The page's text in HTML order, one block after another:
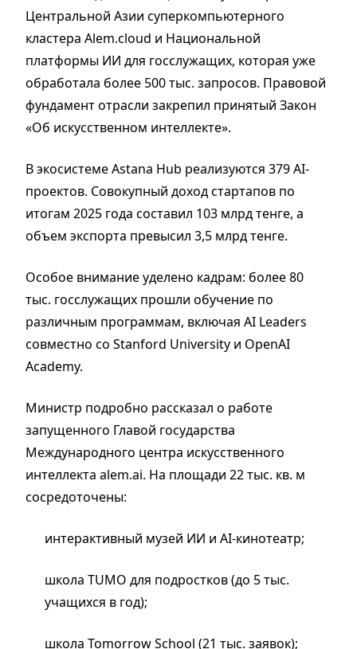
Центральной Азии суперкомпьютерного
кластера Alem.cloud и Национальной
платформы ИИ для госслужащих, которая уже
обработала более 500 тыс. запросов. Правовой
фундамент отрасли закрепил принятый Закон
«Об искусственном интеллекте».
В экосистеме Astana Hub реализуются 379 AI-
проектов. Совокупный доход стартапов по
итогам 2025 года составил 103 млрд тенге, а
объем экспорта превысил 3,5 млрд тенге.
Особое внимание уделено кадрам: более 80
тыс. госслужащих прошли обучение по
различным программам, включая AI Leaders
совместно со Stanford University и OpenAI
Academy.
Министр подробно рассказал о работе
запущенного Главой государства
Международного центра искусственного
интеллекта alem.ai. На площади 22 тыс. кв. м
сосредоточены:
интерактивный музей ИИ и AI-кинотеатр;
школа TUMO для подростков (до 5 тыс.
учащихся в год);
школа Tomorrow School (21 тыс. заявок);